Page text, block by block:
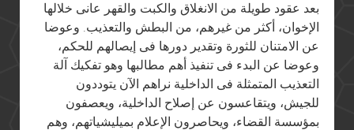
بعد عقود طويلة من الانغلاق والكبت والقهر عانى خلالها
الإخوان، أكثر من غيرهم، من البطش والتعذيب. وعوضا
عن الامتنان للثورة وتقدير دورها فى إيصالهم للحكم،
وعوضا عن البدء فى تنفيذ أهم مطالبها وهو تفكيك آلة
التعذيب المتمثلة فى الداخلية نراهم الآن يتوددون
للجيش، ويتقاعسون عن إصلاح الداخلية، ويعصفون
بمؤسسة القضاء، ويحاصرون الإعلام بميليشياتهم، وهم